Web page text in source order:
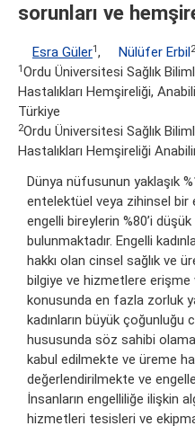
sorunları ve
Esra Güler1, Nülüfer Erbil2
1Ordu Üniversitesi Sağlık
Hastalıkları Hemşireliği,
Türkiye
2Ordu Üniversitesi Sağlık
Hastalıkları Hemşireliği
Dünya nüfusunun yaklaşık
entelektüel veya zihinsel bir
engelli bireylerin %80’i
bulunmaktadır. Engelli
hakkı olan cinsel sağlık ve
bilgiye ve hizmetlere erişme
konusunda en fazla zorluk
kadınların büyük çoğunluğu
hususunda söz sahibi
kabul edilmekte ve üreme
değerlendirilmekte ve
İnsanların engelliliğe ilişkin
hizmetleri tesisleri ve